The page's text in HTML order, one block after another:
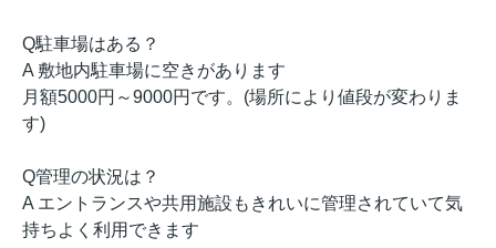
Q駐車場はある？
A 敷地内駐車場に空きがあります
月額5000円～9000円です。(場所により値段が変わりま
す)
Q管理の状況は？
A エントランスや共用施設もきれいに管理されていて気
持ちよく利用できます